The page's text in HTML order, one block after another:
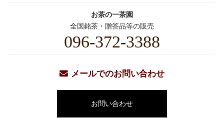
お茶の一茶園
全国銘茶・贈答品等の販売
096-372-3388
メールでのお問い合わせ
お問い合わせ